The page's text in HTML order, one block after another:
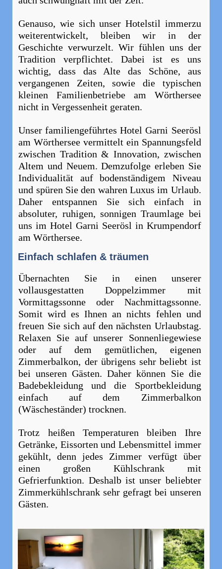
Genauso, wie sich unser Hotelstil immerzu
weiterentwickelt, bleiben wir in der
Geschichte verwurzelt. Wir fühlen uns der
Tradition verpflichtet. Dabei ist es uns
wichtig, dass das Alte das Schöne, aus
vergangenen Zeiten, sowie die typischen
kleinen Familienbetriebe am Wörthersee
nicht in Vergessenheit geraten.
Unser familiengeführtes Hotel Garni Seerösl
am Wörthersee vermittelt ein Spannungsfeld
zwischen Tradition & Innovation, zwischen
Altem und Neuem. Demzufolge erleben Sie
Individualität auf bodenständigem Niveau
und spüren Sie den wahren Luxus im Urlaub.
Daher entspannen Sie sich einfach in
absoluter, ruhigen, sonnigen Traumlage bei
uns im Hotel Garni Seerösl in Krumpendorf
am Wörthersee.
Einfach schlafen & träumen
Übernachten Sie in einen unserer
vollausgestatten Doppelzimmer mit
Vormittagssonne oder Nachmittagssonne.
Somit wird es Ihnen an nichts fehlen und
freuen Sie sich auf den nächsten Urlaubstag.
Relaxen Sie auf unserer Sonnenliegewiese
oder auf dem gemütlichen, eigenen
Zimmerbalkon, der übrigens sehr beliebt ist
bei unseren Gästen. Daher können Sie die
Badebekleidung und die Sportbekleidung
einfach auf dem Zimmerbalkon
(Wäscheständer) trocknen.
Trotz heißen Temperaturen bleiben Ihre
Getränke, Eissorten und Lebensmittel immer
gekühlt, denn jedes Zimmer verfügt über
einen großen Kühlschrank mit
Gefrierfunktion. Deshalb ist unser beliebter
Zimmerkühlschrank sehr gefragt bei unseren
Gästen.